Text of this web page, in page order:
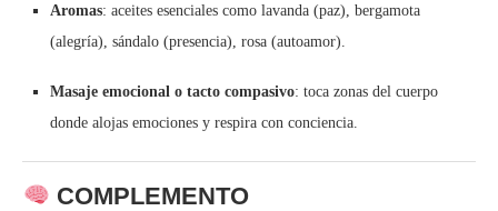
Aromas: aceites esenciales como lavanda (paz), bergamota
(alegría), sándalo (presencia), rosa (autoamor).
Masaje emocional o tacto compasivo: toca zonas del cuerpo
donde alojas emociones y respira con conciencia.
COMPLEMENTO